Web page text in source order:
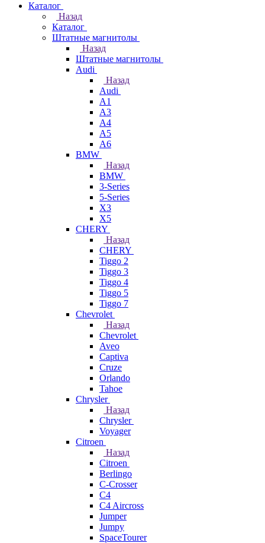
Каталог
Назад
Каталог
Штатные магнитолы
Назад
Штатные магнитолы
Audi
Назад
Audi
A1
A3
A4
A5
A6
BMW
Назад
BMW
3-Series
5-Series
X3
X5
CHERY
Назад
CHERY
Tiggo 2
Tiggo 3
Tiggo 4
Tiggo 5
Tiggo 7
Chevrolet
Назад
Chevrolet
Aveo
Captiva
Cruze
Orlando
Tahoe
Chrysler
Назад
Chrysler
Voyager
Citroen
Назад
Citroen
Berlingo
C-Crosser
C4
C4 Aircross
Jumper
Jumpy
SpaceTourer